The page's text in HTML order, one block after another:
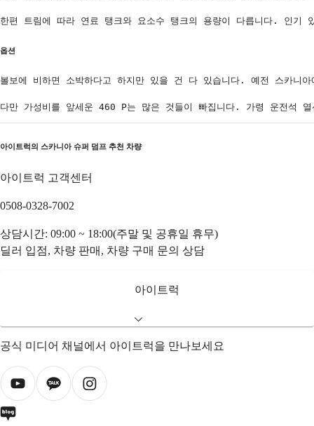
한편 트림에 따라 연료 탱크와 요소수 탱크의 용량이 다릅니다. 인
옵션
볼보에 비하면 소박하다고 하지만 있을 건 다 있습니다. 예전 스카니
다만 가성비를 앞세운 460 P는 많은 것들이 빠집니다. 가령 운전석
아이트럭의 스카니아 슈퍼 덤프 추천 차량
아이트럭 고객센터
0508-0328-7002
상담시간: 09:00 ~ 18:00(주말 및 공휴일 휴무)
딜러 입점, 차량 판매, 차량 구매 문의 상담
아이트럭
공식 미디어 채널에서 아이트럭을 만나보세요